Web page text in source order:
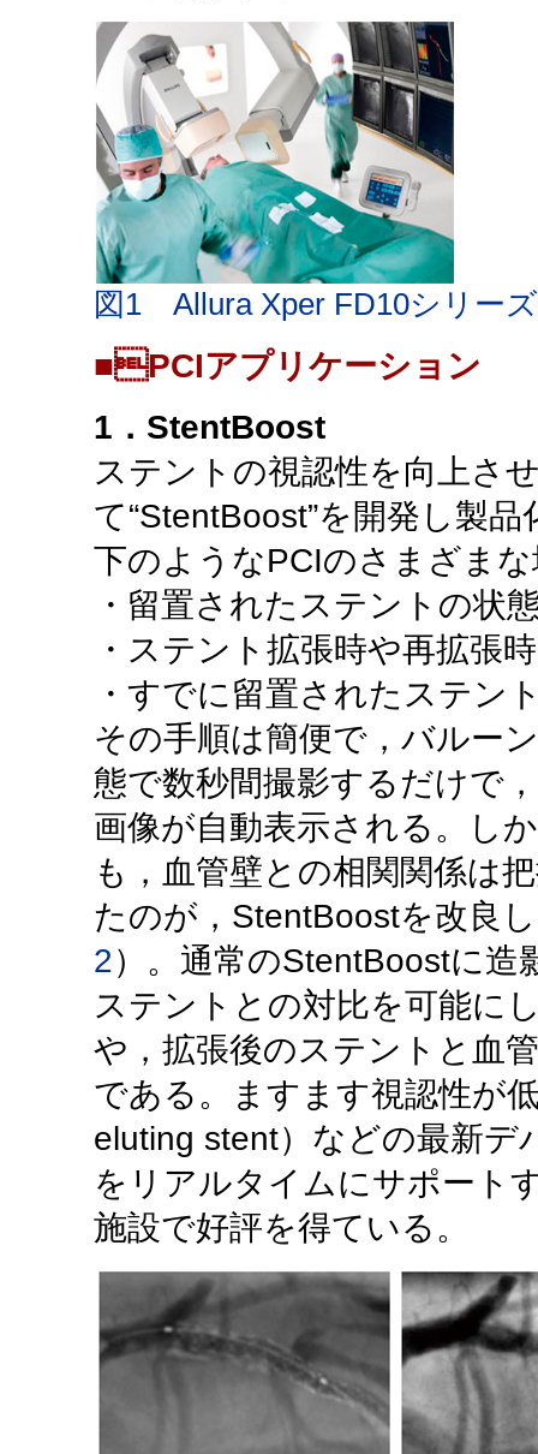
図1 Allura Xper FD10シリーズ
■PCIアプリケーション
1．StentBoost
ステントの視認性を向上さ
て“StentBoost”を開発し製
下のようなPCIのさまざま
・留置されたステントの状
・ステント拡張時や再拡張
・すでに留置されたステ
その手順は簡便で，バルー
態で数秒間撮影するだけで
画像が自動表示される。し
も，血管壁との相関関係は
たのが，StentBoostを改良
2）。通常のStentBoostに造
ステントとの対比を可能に
や，拡張後のステントと血
である。ますます視認性が
eluting stent）などの最新デ
をリアルタイムにサポート
施設で好評を得ている。